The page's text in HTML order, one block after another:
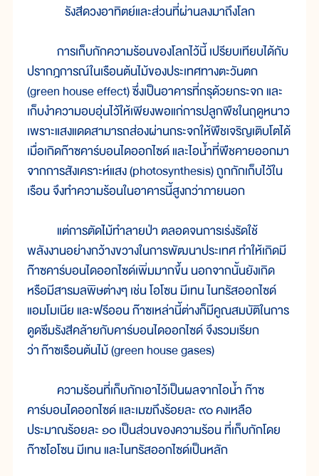
รังสีดวงอาทิตย์และส่วนที่ผ่านลงมาถึงโลก
การเก็บกักความร้อนของโลกไว้นี้ เปรียบเทียบได้กับ
ปรากฎการณ์ในเรือนต้นไม้ของประเทศทางตะวันตก
(green house effect) ซึ่งเป็นอาคารที่กรุด้วยกระจก และ
เก็บงำความอบอุ่นไว้ให้เพียงพอแก่การปลูกพืชในฤดูหนาว
เพราะแสงแดดสามารถส่องผ่านกระจกให้พืชเจริญเติบโตได้
เมื่อเกิดก๊าซคาร์บอนไดออกไซด์ และไอน้ำที่พืชคายออกมา
จากการสังเคราะห์แสง (photosynthesis) ถูกกักเก็บไว้ใน
เรือน จึงทำความร้อนในอาคารนี้สูงกว่าภายนอก
แต่การตัดไม้ทำลายป่า ตลอดจนการเร่งรัดใช้
พลังงานอย่างกว้างขวางในการพัฒนาประเทศ ทำให้เกิดมี
ก๊าซคาร์บอนไดออกไซด์เพิ่มมากขึ้น นอกจากนั้นยังเกิด
หรือมีสารมลพิษต่างๆ เช่น โอโซน มีเทน ไนทรัสออกไซด์
แอมโมเนีย และฟรีออน ก๊าซเหล่านี้ต่างก็มีคูณสมบัติในการ
ดูดซึมรังสีคล้ายกับคาร์บอนไดออกไซด์ จึงรวมเรียก
ว่า ก๊าซเรือนต้นไม้ (green house gases)
ความร้อนที่เก็บกักเอาไว้เป็นผลจากไอน้ำ ก๊าซ
คาร์บอนไดออกไซด์ และเมฆถึงร้อยละ ๙๐ คงเหลือ
ประมาณร้อยละ ๑๐ เป็นส่วนของความร้อน ที่เก็บกักโดย
ก๊าซโอโซน มีเทน และไนทรัสออกไซด์เป็นหลัก